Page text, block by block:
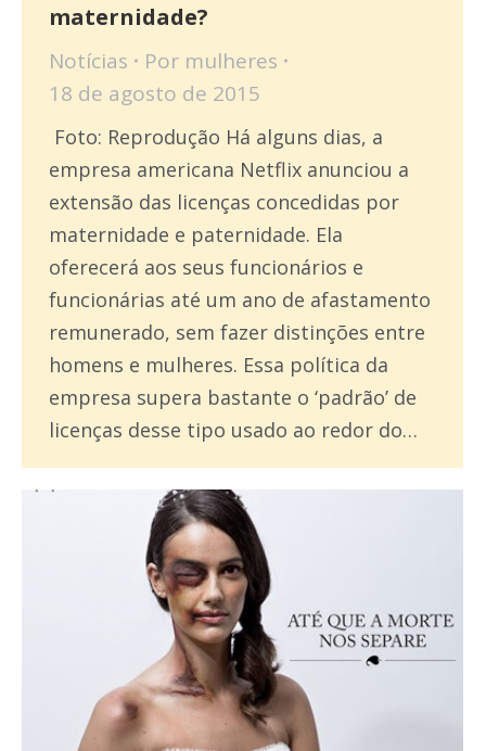
maternidade?
Notícias Por mulheres
18 de agosto de 2015
Foto: Reprodução Há alguns dias, a
empresa americana Netflix anunciou a
extensão das licenças concedidas por
maternidade e paternidade. Ela
oferecerá aos seus funcionários e
funcionárias até um ano de afastamento
remunerado, sem fazer distinções entre
homens e mulheres. Essa política da
empresa supera bastante o ‘padrão’ de
licenças desse tipo usado ao redor do…